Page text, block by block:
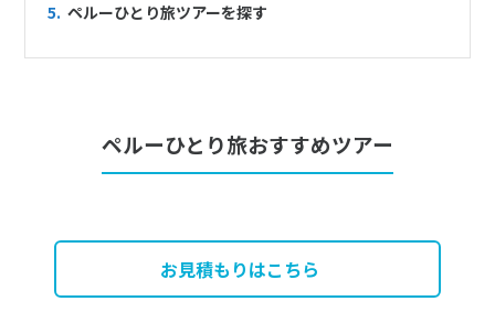
5. ペルーひとり旅ツアーを探す
ペルーひとり旅おすすめツアー
お見積もりはこちら